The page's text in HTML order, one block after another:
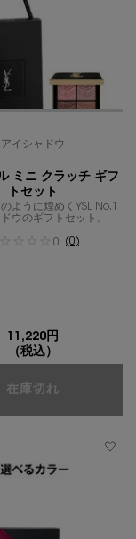
, 1 - ノワール ミニマル
イライナー
アイシャドウ
ミニ クラッチ ギフ
トセット
ように煌めくYSL No.1
ウのギフトセット。
0 (0)
11,220円
（税込）
在庫切れ